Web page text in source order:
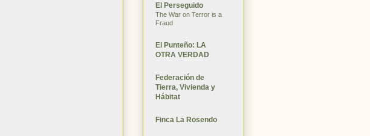
El Perseguido
The War on Terror is a
Fraud
El Punteño: LA
OTRA VERDAD
Federación de
Tierra, Vivienda y
Hábitat
Finca La Rosendo